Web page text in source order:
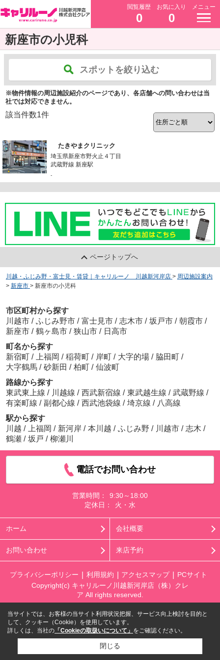
閲覧履歴
0
お気に入り
0
メニュー
新座市の小児科
スポットを絞り込む
※物件情報の周辺施設紹介のページであり、各店舗への問い合わせは当
社では対応できません。
該当件数1件
たきやまクリニック
埼玉県新座市野火止４丁目
武蔵野線 新座駅
-
ページトップへ
川越・ふじみ野・富士見・賃貸｜キャリルーノ 川越新河岸店 > 周辺施設案内
> 新座市 > 新座市の小児科
市区町村から探す
川越市 / ふじみ野市 / 富士見市 / 志木市 / 坂戸市 / 朝霞市 /
新座市 / 鶴ヶ島市 / 狭山市 / 日高市
町名から探す
新宿町 / 上福岡 / 稲荷町 / 岸町 / 大字的場 / 脇田町 /
大字鶴馬 / 砂新田 / 柏町 / 仙波町
路線から探す
東武東上線 / 川越線 / 西武新宿線 / 東武越生線 / 武蔵野線 /
有楽町線 / 副都心線 / 西武池袋線 / 埼京線 / 八高線
駅から探す
川越 / 上福岡 / 新河岸 / 本川越 / ふじみ野 / 川越市 / 志木 /
鶴瀬 / 坂戸 / 柳瀬川
電話でお問い合わせ
営業時間：
9:30～18:00
定休日：
火・水
ホーム 会社概要
お問い合わせ 来店予約
プライバシーポリシー 利用規約 アクセスマップ
PCサイト
Copyright(c) キャリルーノ川越新河岸店（株）クレ
ア All rights reserved.
当サイトでは、お客様の当サイト利用状況把握、サービス向上検討を目的と
して、クッキー（Cookie）を使用しています。
詳しくは、当社の 「Cookieの取扱いについて」 をご確認ください。
閉じる